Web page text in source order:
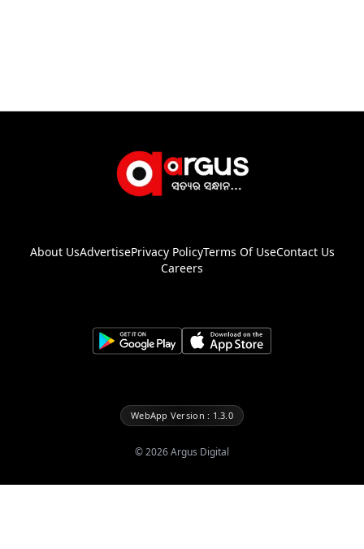
About UsAdvertisePrivacy PolicyTerms Of UseContact Us
Careers
WebApp Version : 1.3.0
©2026Argus Digital